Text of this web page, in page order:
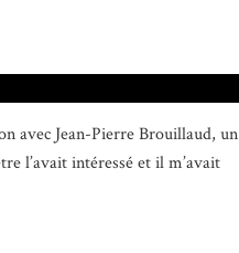
avec Jean-Pierre Brouillaud, un
l’avait intéressé et il m’avait